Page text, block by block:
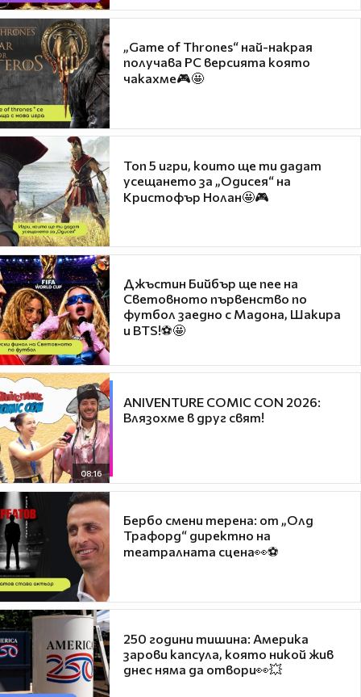
„Game of Thrones“ най-накрая
получава PC версията която
чакахме🎮🤩
Топ 5 игри, които ще ти дадат
усещането за „Одисея“ на
Кристофър Нолан🤩🎮
Джъстин Бийбър ще пее на
Световното първенство по
футбол заедно с Мадона, Шакира
и BTS!⚽🤩
08:16
ANIVENTURE COMIC CON 2026:
Влязохме в друг свят!
Бербо смени терена: от „Олд
Трафорд“ директно на
театралната сцена👀⚽
250 години тишина: Америка
зарови капсула, която никой жив
днес няма да отвори👀💥